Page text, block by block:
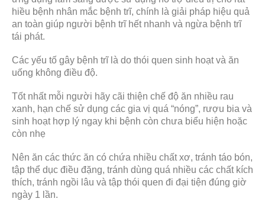
hiều bệnh nhân mắc bệnh trĩ, chính là giải pháp hiệu quả
an toàn giúp người bệnh trĩ hết nhanh và ngừa bệnh trĩ
tái phát.
Các yếu tố gây bệnh trĩ là do thói quen sinh hoạt và ăn
uống không điều độ.
Tốt nhất mỗi người hãy cãi thiện chế độ ăn nhiều rau
xanh, hạn chế sử dụng các gia vị quá “nóng”, rượu bia và
sinh hoạt hợp lý ngay khi bệnh còn chưa biểu hiện hoặc
còn nhẹ
Nên ăn các thức ăn có chứa nhiều chất xơ, tránh táo bón,
tập thể dục điều đặng, tránh dùng quá nhiều các chất kích
thích, tránh ngồi lâu và tập thói quen đi đại tiện đúng giờ
ngày 1 lần.